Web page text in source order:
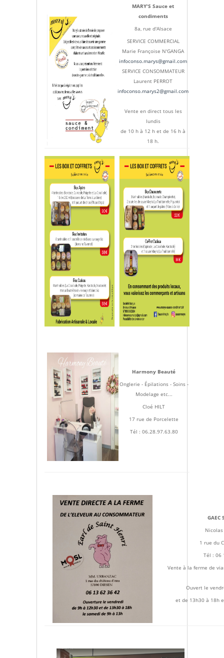
MARY'S Sauce et
condiments
8a, rue d'Alsace
SERVICE COMMERCIAL
Marie Françoise N'GANGA
infoconso.marys@gmail.com
SERVICE CONSOMMATEUR
Laurent PERROT
infoconso.marys2@gmail.com
Vente en direct tous les
lundis
de 10 h à 12 h et de 16 h à
18 h.
Harmony Beauté
Onglerie - Épilations - Soins -
Modelage etc...
Cloé HILT
17 rue de Porcelette
Tél : 06.28.97.63.80
GAEC
Nicolas
1 rue du
Tél : 06
Vente à la ferme de
Ouvert le
et de 13h30 à 18h